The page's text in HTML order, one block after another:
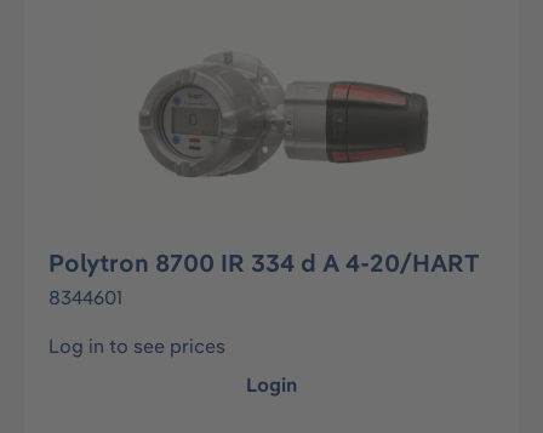
Polytron 8700 IR 334 d A 4-20/HART
8344601
Log in to see prices
Login